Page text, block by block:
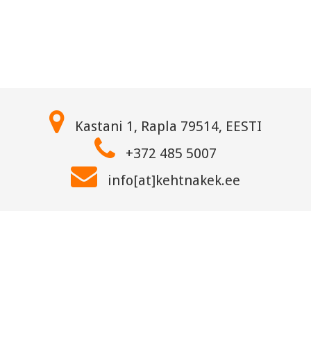
Kastani 1, Rapla 79514, EESTI
+372 485 5007
info[at]kehtnakek.ee